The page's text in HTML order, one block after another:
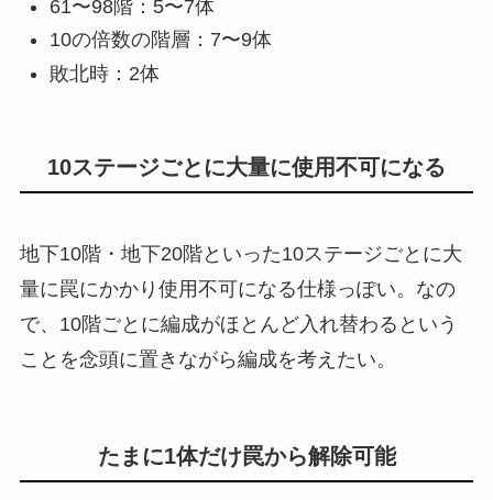
61〜98階：5〜7体
10の倍数の階層：7〜9体
敗北時：2体
10ステージごとに大量に使用不可になる
地下10階・地下20階といった10ステージごとに大
量に罠にかかり使用不可になる仕様っぽい。なの
で、10階ごとに編成がほとんど入れ替わるという
ことを念頭に置きながら編成を考えたい。
たまに1体だけ罠から解除可能